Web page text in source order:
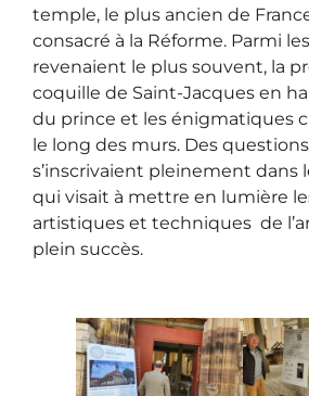
temple, le plus ancien de France
consacré à la Réforme. Parmi
revenaient le plus souvent, la
coquille de Saint-Jacques en
du prince et les énigmatiques
le long des murs. Des
s’inscrivaient pleinement dans
qui visait à mettre en lumière
artistiques et techniques de
plein succès.